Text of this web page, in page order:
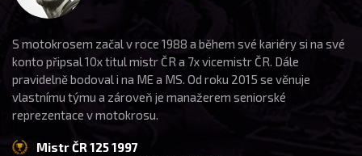
S motokrosem začal v roce 1988 a během své kariéry si na své
konto připsal 10x titul mistr ČR a 7x vicemistr ČR. Dále
pravidelně bodoval i na ME a MS. Od roku 2015 se věnuje
vlastnímu týmu a zároveň je manažerem seniorské
reprezentace v motokrosu.
Mistr ČR 125 1997